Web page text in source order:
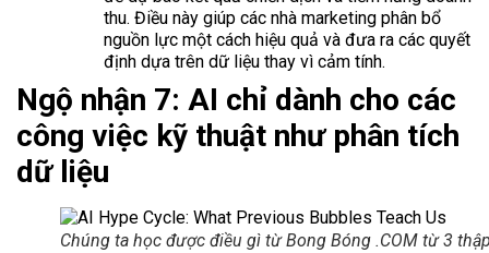
thu. Điều này giúp các nhà marketing phân bổ
nguồn lực một cách hiệu quả và đưa ra các quyết
định dựa trên dữ liệu thay vì cảm tính.
Ngộ nhận 7: AI chỉ dành cho các
công việc kỹ thuật như phân tích
dữ liệu
Chúng ta học được điều gì từ Bong Bóng .COM từ 3